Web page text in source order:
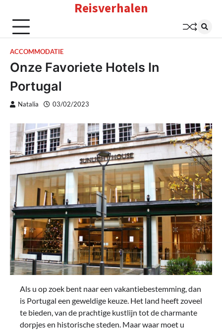
content
Reisverhalen
ACCOMMODATIE
Onze Favoriete Hotels In
Portugal
Natalia 03/02/2023
Als u op zoek bent naar een vakantiebestemming, dan
is Portugal een geweldige keuze. Het land heeft zoveel
te bieden, van de prachtige kustlijn tot de charmante
dorpjes en historische steden. Maar waar moet u